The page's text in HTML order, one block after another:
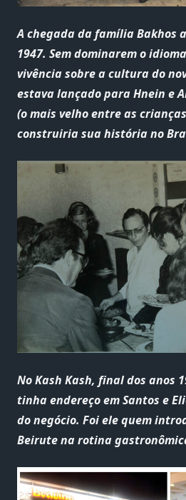
A chegada da família Bakhos
1947. Sem dominarem o
vivência sobre a cultura do
estava lançado para Hnein e
(o mais velho entre as
construiria sua história no
No Kash Kash, final dos anos
tinha endereço em Santos e
do negócio. Foi ele quem
Beirute na rotina